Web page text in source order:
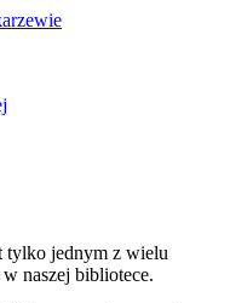
tylko jednym z wielu
naszej bibliotece.